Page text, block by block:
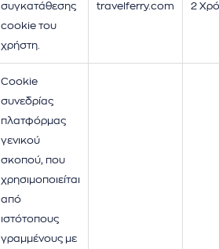
συγκατάθεσης
cookie του
χρήστη.
travelferry.com 2
Cookie
συνεδρίας
πλατφόρμας
γενικού
σκοπού, που
χρησιμοποιείται
από
ιστότοπους
γραμμένους με